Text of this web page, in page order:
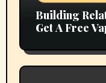
Building
Get A Free